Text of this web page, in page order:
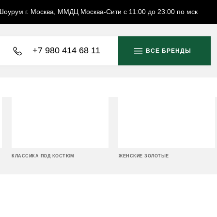
г. Москва, ММДЦ Москва-Сити с 11:00 до 23:00 по мск
+7 980 414 68 11 ВСЕ БРЕНДЫ
КЛАССИКА ПОД КОСТЮМ ЖЕНСКИЕ ЗОЛОТЫЕ